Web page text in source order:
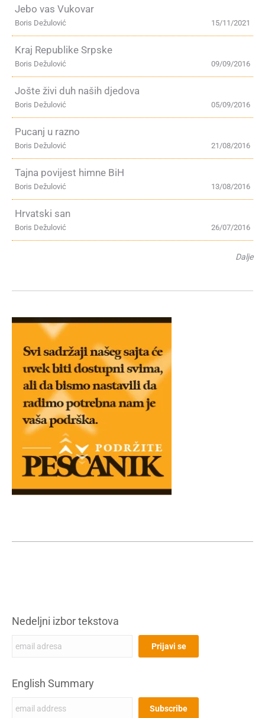
Jebo vas Vukovar
15/11/2021
Boris Dežulović
Kraj Republike Srpske
09/09/2016
Boris Dežulović
Jošte živi duh naših djedova
05/09/2016
Boris Dežulović
Pucanj u razno
21/08/2016
Boris Dežulović
Tajna povijest himne BiH
13/08/2016
Boris Dežulović
Hrvatski san
26/07/2016
Boris Dežulović
Dalje
Nedeljni izbor tekstova
English Summary